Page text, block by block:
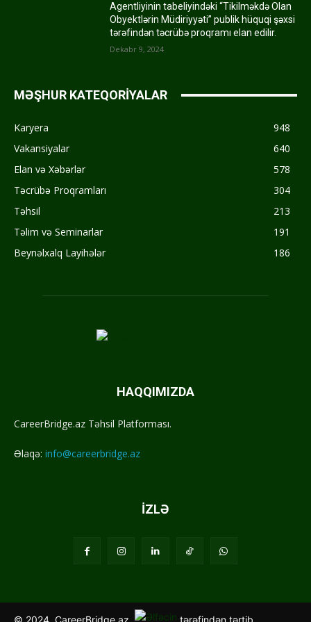
Agentliyinin tabeliyindəki “Tikilməkdə Olan
Obyektlərin Müdiriyyəti” publik hüquqi şəxsi
tərəfindən təcrübə proqramı elan edilir.
Dekabr 9, 2024
MƏŞHUR KATEQORİYALAR
Karyera
948
Vakansiyalar
640
Elan və Xəbərlər
578
Təcrübə Proqramları
304
Təhsil
213
Təlim və Seminarlar
191
Beynəlxalq Layihələr
186
HAQQIMIZDA
CareerBridge.az Təhsil Platforması.
Əlaqə: info@careerbridge.az
İZLƏ